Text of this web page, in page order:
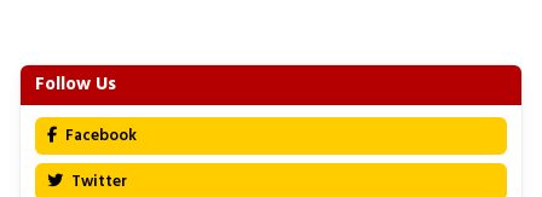
Follow Us
Facebook
Twitter